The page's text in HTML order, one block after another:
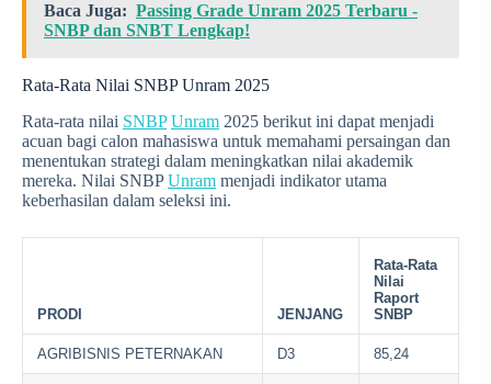
Baca Juga: Passing Grade Unram 2025 Terbaru -
SNBP dan SNBT Lengkap!
Rata-Rata Nilai SNBP Unram 2025
Rata-rata nilai SNBP Unram 2025 berikut ini dapat menjadi
acuan bagi calon mahasiswa untuk memahami persaingan dan
menentukan strategi dalam meningkatkan nilai akademik
mereka. Nilai SNBPUnram menjadi indikator utama
keberhasilan dalam seleksi ini.
PRODI JENJANG
Rata-Rata
Nilai
Raport
SNBP
AGRIBISNIS PETERNAKAN D3 85,24